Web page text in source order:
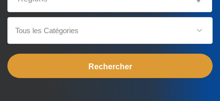
Tous les Catégories